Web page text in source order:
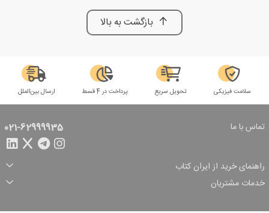
بازگشت به بالا
سلامت فیزیکی تحویل سریع پرداخت در 4 قسط ارسال بین‌الملل
تماس با ما 021-62999935
راهنمای خرید از ایران کتاب
ثبت سفارش
شرایط ارسال سفارش
شیوه پرداخت
تخفیف‌های خرید
خدمات مشتریان